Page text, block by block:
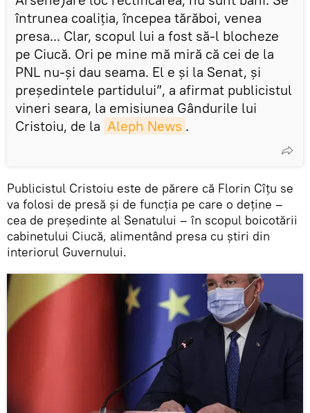
întrunea coaliţia, începea tărăboi, venea
presa... Clar, scopul lui a fost să-l blocheze
pe Ciucă. Ori pe mine mă miră că cei de la
PNL nu-şi dau seama. El e şi la Senat, şi
preşedintele partidului”, a afirmat publicistul
vineri seara, la emisiunea Gândurile lui
Cristoiu, de la Aleph News .
Publicistul Cristoiu este de părere că Florin Cîțu se
va folosi de presă și de funcția pe care o deține –
cea de președinte al Senatului – în scopul boicotării
cabinetului Ciucă, alimentând presa cu știri din
interiorul Guvernului.